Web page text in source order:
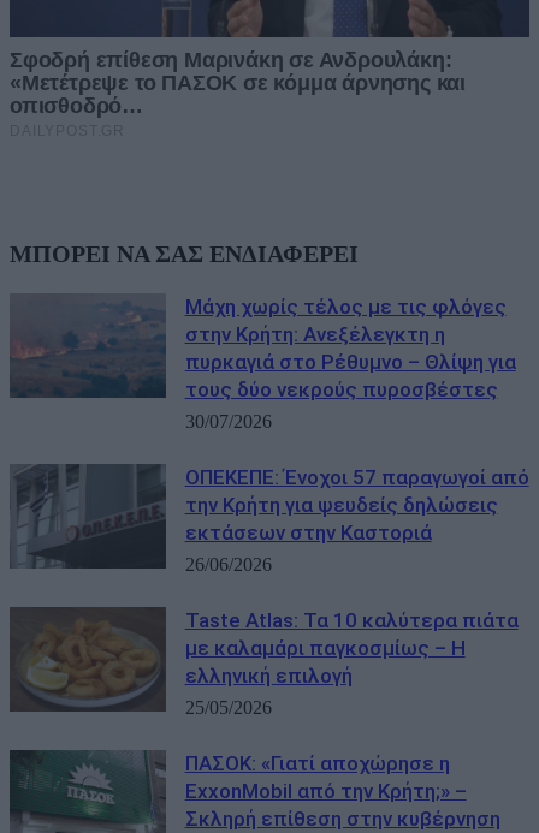
ΜΠΟΡΕΙ ΝΑ ΣΑΣ ΕΝΔΙΑΦΕΡΕΙ
Μάχη χωρίς τέλος με τις φλόγες
στην Κρήτη: Ανεξέλεγκτη η
πυρκαγιά στο Ρέθυμνο – Θλίψη για
τους δύο νεκρούς πυροσβέστες
30/07/2026
ΟΠΕΚΕΠΕ: Ένοχοι 57 παραγωγοί από
την Κρήτη για ψευδείς δηλώσεις
εκτάσεων στην Καστοριά
26/06/2026
Taste Atlas: Τα 10 καλύτερα πιάτα
με καλαμάρι παγκοσμίως – Η
ελληνική επιλογή
25/05/2026
ΠΑΣΟΚ: «Γιατί αποχώρησε η
ExxonMobil από την Κρήτη;» –
Σκληρή επίθεση στην κυβέρνηση